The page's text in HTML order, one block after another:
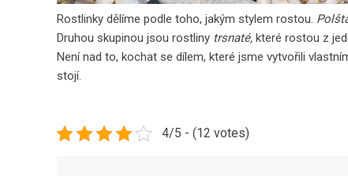
Rostlinky dělíme podle toho, jakým stylem rostou.
Druhou skupinou jsou rostliny trsnaté, které rostou z
Není nad to, kochat se dílem, které jsme vytvořili
stojí.
4/5 - (12 votes)